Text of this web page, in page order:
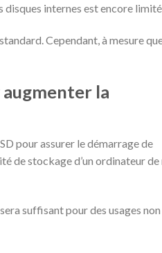
disques internes est encore
Cependant, à mesure
la
pour assurer le démarrage de
de stockage d’un ordinateur de
suffisant pour des usages non